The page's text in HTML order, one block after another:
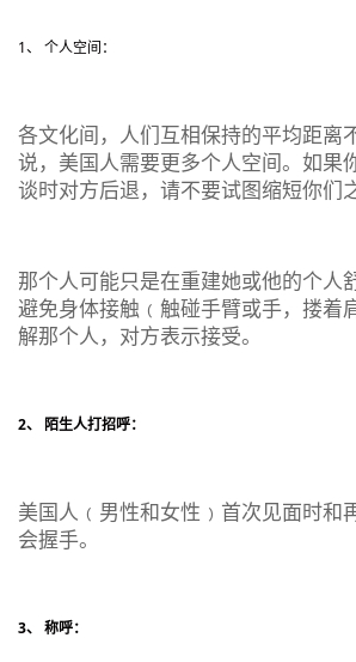
1、 个人空间：
各文化间，人们互相保持的平均距离
说，美国人需要更多个人空间。如果
谈时对方后退，请不要试图缩短你们
那个人可能只是在重建她或他的个人
避免身体接触﹙触碰手臂或手，搂着
解那个人，对方表示接受。
2、 陌生人打招呼：
美国人﹙男性和女性﹚首次见面时和
会握手。
3、 称呼：